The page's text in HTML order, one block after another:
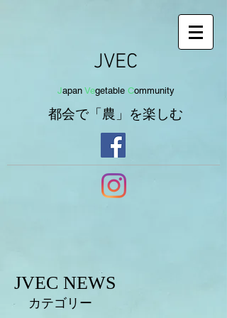
JVEC
Japan Vegetable Community
都会で「農」を楽しむ
JVEC NEWS
カテゴリー